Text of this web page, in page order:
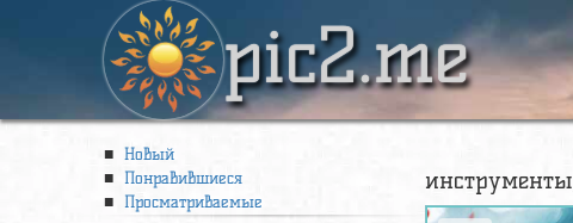
pic2.me
Новый
Понравившиеся
Просматриваемые